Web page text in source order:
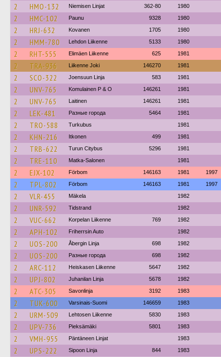
2 HMO-132 Niemisen Linjat 362-80 1980
2 HMC-102 Paunu 9328 1980
2 HRJ-632 Kovanen 1705 1980
2 HMM-780 Lehdon Liikenne 5133 1980
2 RHT-555 Elimäen Liikenne 625 1981
2 TRA-936 Liikenne Joki 146270 1981
2 SCO-322 Joensuun Linja 583 1981
2 UNV-765 Komulainen P & O 146261 1981
2 UNV-765 Laitinen 146261 1981
2 LEK-481 Разные города 5464 1981
2 TRO-588 Turkubus 1981
2 KHN-216 Itkonen 499 1981
2 TRB-622 Turun Citybus 5296 1981
2 TRE-110 Matka-Salonen 1981
2 EJX-102 Förbom 146163 1981 1997
2 TPL-802 Förbom 146163 1981 1997
2 VLR-455 Mäkela 1982
2 UNR-592 Tidstrand 1982
2 VUC-662 Korpelan Liikenne 769 1982
2 APH-102 Friherrsin Auto 1982
2 UOS-200 Åbergin Linja 698 1982
2 UOS-200 Разные города 698 1982
2 ARC-112 Heiskasen Liikenne 5647 1982
2 UPJ-802 Juhanilan Linja 5678 1982
2 ATC-305 Savonlinja 3192 1983
2 TUK-600 Varsinais-Suomi 146659 1983
2 URM-509 Lehtosen Liikenne 5830 1983
2 UPV-736 Pieksämäki 5801 1983
2 VMH-955 Päntäneen Linjat 1983
2 UPS-222 Sipoon Linja 844 1983